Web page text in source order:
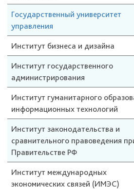
Государственный университет
управления
Институт бизнеса и дизайна
Институт государственного
администрирования
Институт гуманитарного
информационных технологий
Институт законодательства и
сравнительного правоведения
Правительстве РФ
Институт международных
экономических связей (ИМЭС)